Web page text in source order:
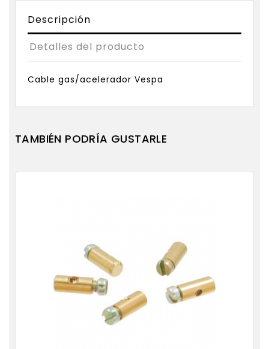
Descripción
Detalles del producto
Cable gas/acelerador Vespa
TAMBIÉN PODRÍA GUSTARLE